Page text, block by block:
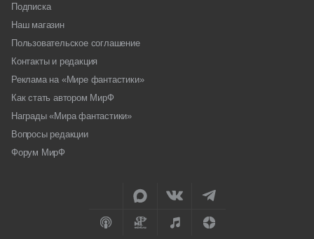
Подписка
Наш магазин
Пользовательское соглашение
Контакты и редакция
Реклама на «Мире фантастики»
Как стать автором МирФ
Награды «Мира фантастики»
Вопросы редакции
Форум МирФ